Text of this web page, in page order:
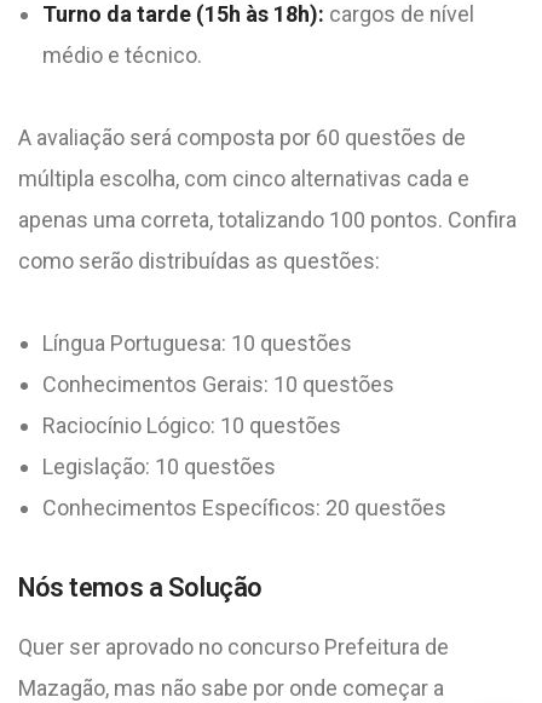
Turno da tarde (15h às 18h): cargos de nível
médio e técnico.
A avaliação será composta por 60 questões de
múltipla escolha, com cinco alternativas cada e
apenas uma correta, totalizando 100 pontos. Confira
como serão distribuídas as questões:
Língua Portuguesa: 10 questões
Conhecimentos Gerais: 10 questões
Raciocínio Lógico: 10 questões
Legislação: 10 questões
Conhecimentos Específicos: 20 questões
Nós temos a Solução
Quer ser aprovado no concurso Prefeitura de
Mazagão, mas não sabe por onde começar a